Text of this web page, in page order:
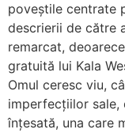
poveștile centrate
descrierii de către
remarcat,
gratuită lui Kala
Omul ceresc viu,
imperfecțiilor
înțesată, una care